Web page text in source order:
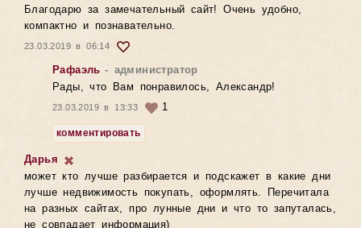
Благодарю за замечательный сайт! Очень удобно,
компактно и познавательно.
23.03.2019 в 06:14
Рафаэль - администратор
Рады, что Вам понравилось, Александр!
23.03.2019 в 13:33 1
комментировать
Дарья
может кто лучше разбирается и подскажет в какие дни
лучше недвижимость покупать, оформлять. Перечитала
на разных сайтах, про лунные дни и что то запуталась,
не совпадает информация)